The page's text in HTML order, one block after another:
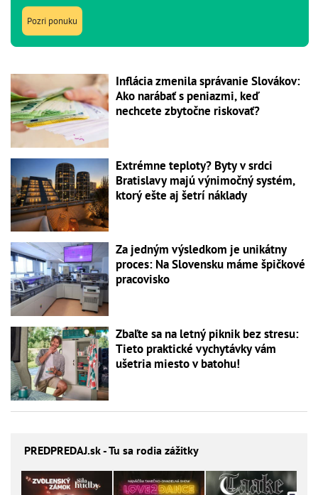
Pozri ponuku
Inflácia zmenila správanie Slovákov:
Ako narábať s peniazmi, keď
nechcete zbytočne riskovať?
Extrémne teploty? Byty v srdci
Bratislavy majú výnimočný systém,
ktorý ešte aj šetrí náklady
Za jedným výsledkom je unikátny
proces: Na Slovensku máme špičkové
pracovisko
Zbaľte sa na letný piknik bez stresu:
Tieto praktické vychytávky vám
ušetria miesto v batohu!
PREDPREDAJ.sk - Tu sa rodia zážitky